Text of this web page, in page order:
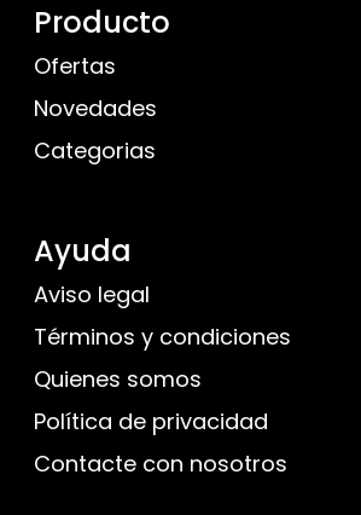
Producto
Ofertas
Novedades
Categorias
Ayuda
Aviso legal
Términos y condiciones
Quienes somos
Política de privacidad
Contacte con nosotros